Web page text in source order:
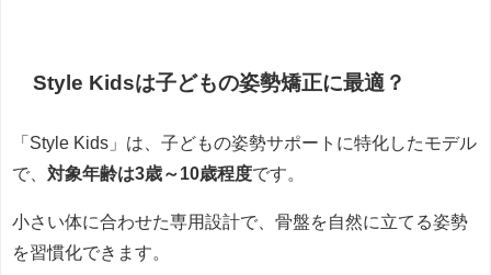
Style Kidsは子どもの姿勢矯正に最適？
「Style Kids」は、子どもの姿勢サポートに特化したモデル
で、 対象年齢は3歳～10歳程度です。
小さい体に合わせた専用設計で、骨盤を自然に立てる姿勢
を習慣化できます。